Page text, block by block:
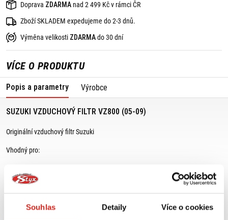
Souhlas Detaily Více o cookies
Doprava ZDARMA nad 2 499 Kč v rámci ČR
Zboží SKLADEM expedujeme do 2-3 dnů.
Výměna velikosti ZDARMAdo 30 dní
VÍCE O PRODUKTU
Popis a parametry Výrobce
SUZUKI VZDUCHOVÝ FILTR VZ800 (05-09)
Originální vzduchový filtr Suzuki
Vhodný pro:
Pokud si nejste jisti, zda bude vhodný na Váš motocykl Suzuki, kontaktujte
nás, rádi Vám pomůžeme.